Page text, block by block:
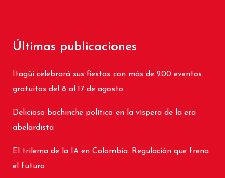
Últimas publicaciones
Itagüí celebrará sus fiestas con más de 200 eventos
gratuitos del 8 al 17 de agosto
Delicioso bochinche político en la víspera de la era
abelardista
El trilema de la IA en Colombia. Regulación que frena
el futuro